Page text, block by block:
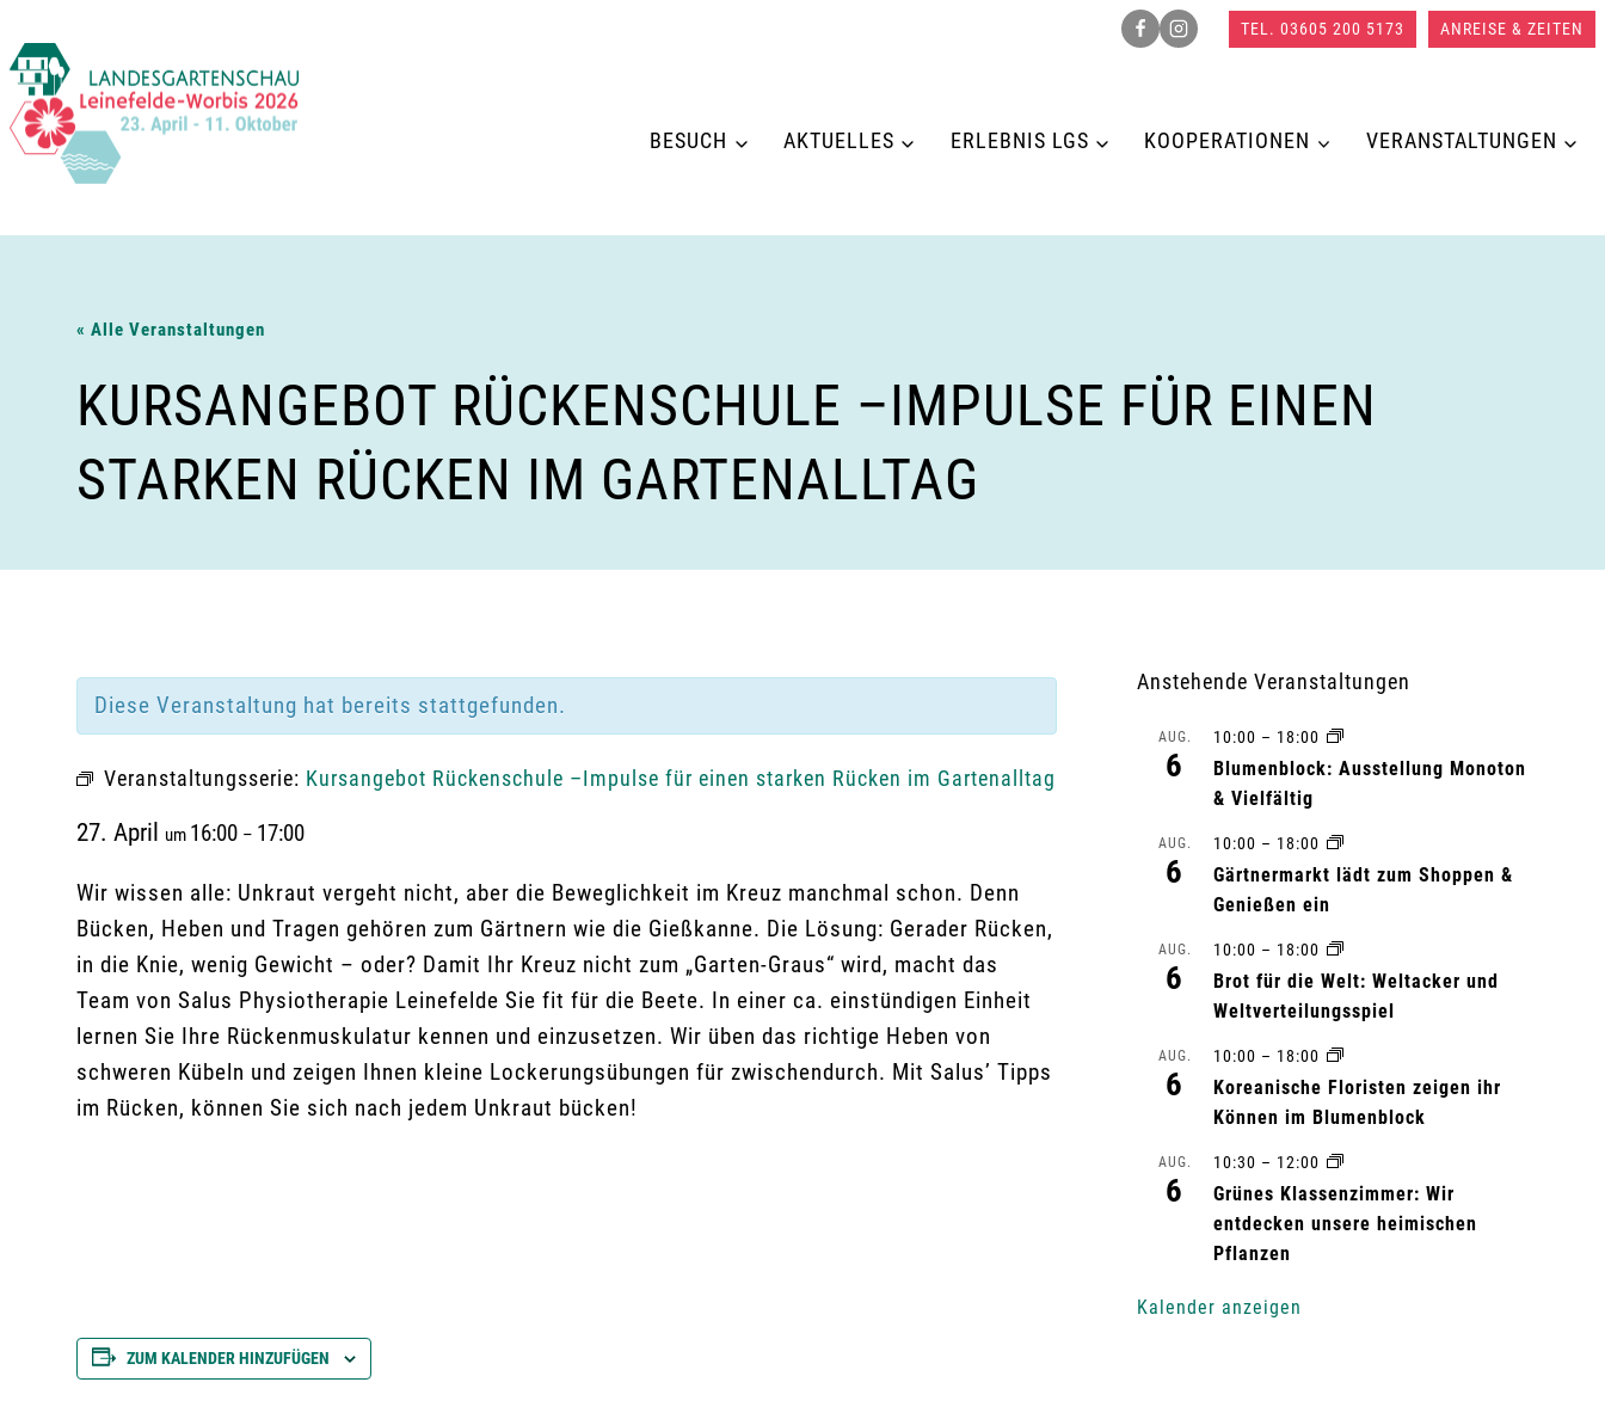
Inhalt
springen
TEL. 03605 200 5173 ANREISE & ZEITEN
BESUCH AKTUELLES ERLEBNIS LGS KOOPERATIONEN VERANSTALTUNGEN
« Alle Veranstaltungen
KURSANGEBOT RÜCKENSCHULE –IMPULSE FÜR EINEN
STARKEN RÜCKEN IM GARTENALLTAG
Diese Veranstaltung hat bereits stattgefunden.
Veranstaltungsserie: Kursangebot Rückenschule –Impulse für einen starken Rücken im Gartenalltag
27. April um 16:00 – 17:00
Wir wissen alle: Unkraut vergeht nicht, aber die Beweglichkeit im Kreuz manchmal schon. Denn
Bücken, Heben und Tragen gehören zum Gärtnern wie die Gießkanne. Die Lösung: Gerader Rücken,
in die Knie, wenig Gewicht – oder? Damit Ihr Kreuz nicht zum „Garten-Graus“ wird, macht das
Team von Salus Physiotherapie Leinefelde Sie fit für die Beete. In einer ca. einstündigen Einheit
lernen Sie Ihre Rückenmuskulatur kennen und einzusetzen. Wir üben das richtige Heben von
schweren Kübeln und zeigen Ihnen kleine Lockerungsübungen für zwischendurch. Mit Salus’ Tipps
im Rücken, können Sie sich nach jedem Unkraut bücken!
ZUM KALENDER HINZUFÜGEN
Anstehende Veranstaltungen
AUG.
6
10:00 – 18:00
Blumenblock: Ausstellung Monoton
& Vielfältig
AUG.
6
10:00 – 18:00
Gärtnermarkt lädt zum Shoppen &
Genießen ein
AUG.
6
10:00 – 18:00
Brot für die Welt: Weltacker und
Weltverteilungsspiel
AUG.
6
10:00 – 18:00
Koreanische Floristen zeigen ihr
Können im Blumenblock
AUG.
6
10:30 – 12:00
Grünes Klassenzimmer: Wir
entdecken unsere heimischen
Pflanzen
Kalender anzeigen